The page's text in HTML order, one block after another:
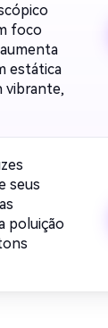
foco
estática
vibrante,
seus
poluição